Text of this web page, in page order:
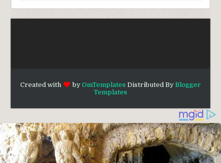
Created with by OmTemplates Distributed By Blogger
Templates